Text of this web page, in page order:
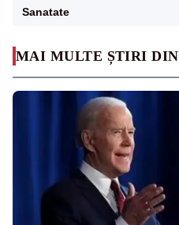
MAI MULTE ȘTIRI DIN
Sanatate